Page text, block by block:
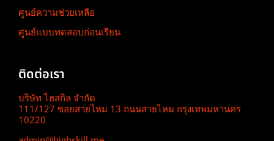
ศูนย์ความช่วยเหลือ
ศูนย์แบบทดสอบก่อนเรียน
ติดต่อเรา
บริษัท ไฮสกิล จำกัด
111/127 ซอยสายไหม 13 ถนนสายไหม กรุงเทพมหานคร
10220